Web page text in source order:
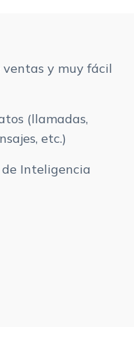
ventas y muy fácil
(llamadas,
etc.)
Inteligencia